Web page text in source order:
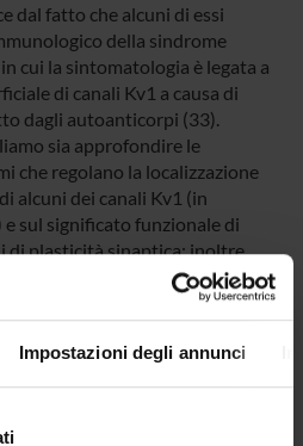
Impostazioni degli annunci
dal fatto che alcuni di essi
della sindrome
cui la sintomatologia è legata a
di canali Kv1 a causa di
dagli autoanticorpi (33).
sia approfondire le
che regolano la localizzazione
alcuni dei canali Kv1 (in
sul significato funzionale di
di plasticità sinaptica; inoltre
serie di strumenti utili per una
immunologica della
paraneoplastica.